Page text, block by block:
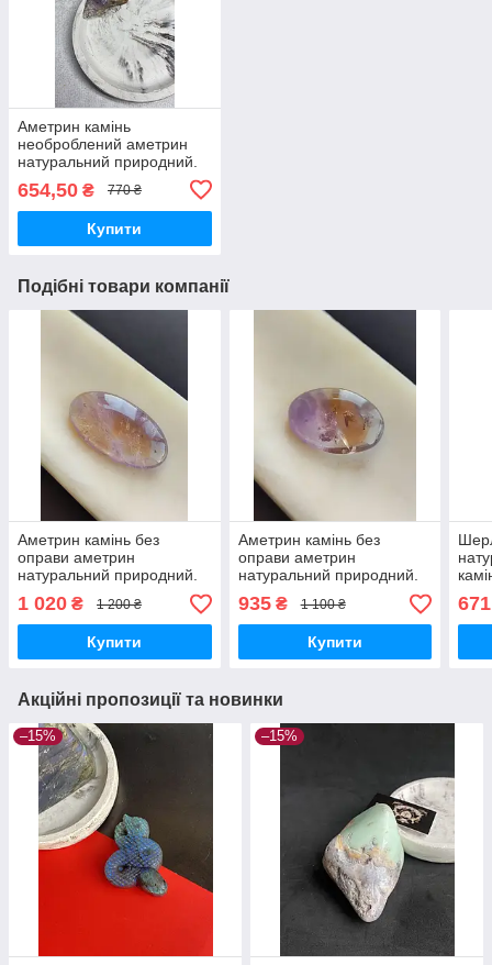
Аметрин камінь
необроблений аметрин
натуральний природний.
654,50 ₴ 770 ₴
Купити
Подібні товари компанії
Аметрин камінь без
оправи аметрин
натуральний природний.
Кабошон овал аметрин
40*23*8 мм.
1 020 ₴ 1 200 ₴
Купити
Аметрин камінь без
оправи аметрин
натуральний природний.
Кабошон овал аметрин
28*20.5*7 мм.
935₴ 1 100 ₴
Купити
Акційні пропозиції та новинки
–15% –15%